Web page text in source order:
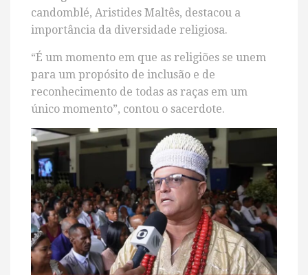
candomblé, Aristides Maltês, destacou a
importância da diversidade religiosa.
“É um momento em que as religiões se unem
para um propósito de inclusão e de
reconhecimento de todas as raças em um
único momento”, contou o sacerdote.